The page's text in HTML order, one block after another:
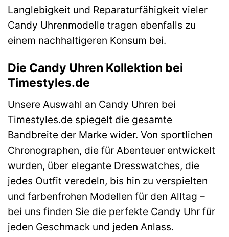
Langlebigkeit und Reparaturfähigkeit vieler
Candy Uhrenmodelle tragen ebenfalls zu
einem nachhaltigeren Konsum bei.
Die Candy Uhren Kollektion bei
Timestyles.de
Unsere Auswahl an Candy Uhren bei
Timestyles.de spiegelt die gesamte
Bandbreite der Marke wider. Von sportlichen
Chronographen, die für Abenteuer entwickelt
wurden, über elegante Dresswatches, die
jedes Outfit veredeln, bis hin zu verspielten
und farbenfrohen Modellen für den Alltag –
bei uns finden Sie die perfekte Candy Uhr für
jeden Geschmack und jeden Anlass.